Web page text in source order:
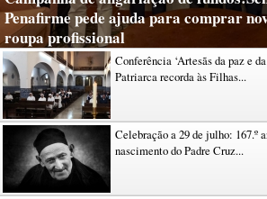
Penafirme pede ajuda para comprar
roupa profissional
Conferência ‘Artesãs da paz e
Patriarca recorda às Filhas...
Celebração a 29 de julho: 167.º
nascimento do Padre Cruz...